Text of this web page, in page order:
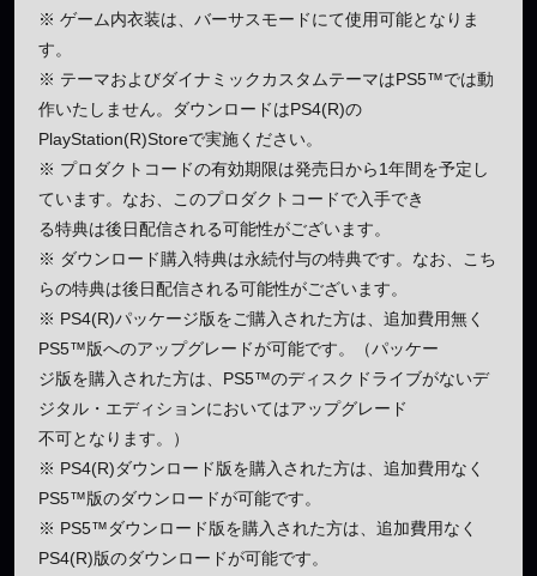
※ ゲーム内衣装は、バーサスモードにて使用可能となりま
す。
※ テーマおよびダイナミックカスタムテーマはPS5™では動
作いたしません。ダウンロードはPS4(R)の
PlayStation(R)Storeで実施ください。
※ プロダクトコードの有効期限は発売日から1年間を予定し
ています。なお、このプロダクトコードで入手でき
る特典は後日配信される可能性がございます。
※ ダウンロード購入特典は永続付与の特典です。なお、こち
らの特典は後日配信される可能性がございます。
※ PS4(R)パッケージ版をご購入された方は、追加費用無く
PS5™版へのアップグレードが可能です。（パッケー
ジ版を購入された方は、PS5™のディスクドライブがないデ
ジタル・エディションにおいてはアップグレード
不可となります。）
※ PS4(R)ダウンロード版を購入された方は、追加費用なく
PS5™版のダウンロードが可能です。
※ PS5™ダウンロード版を購入された方は、追加費用なく
PS4(R)版のダウンロードが可能です。